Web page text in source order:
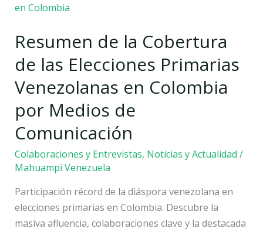
Resumen de la Cobertura
de las Elecciones Primarias
Venezolanas en Colombia
por Medios de
Comunicación
Colaboraciones y Entrevistas, Noticias y Actualidad /
Mahuampi Venezuela
Participación récord de la diáspora venezolana en
elecciones primarias en Colombia. Descubre la
masiva afluencia, colaboraciones clave y la destacada
de
Cobertura
las
Elecciones
Primarias
Venezolanas
en
Colombia
por
de
Comunicación